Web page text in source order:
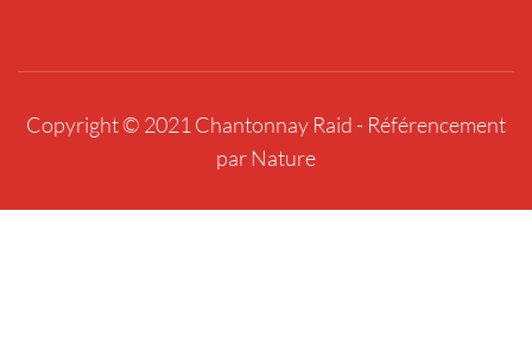
Copyright © 2021 Chantonnay Raid - Référencement
par Nature